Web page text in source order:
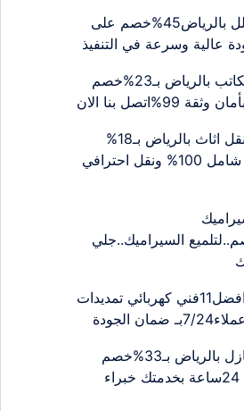
شركة تنظيف فلل بالرياض45%خصم على
عالية وسرعة في التنفيذ
شركة تنظيف مكاتب بالرياض بـ23%خصم
بنا الان
شركة تنظيف ونقل اثاث بالرياض بـ18%
لخدمات تنظيف شامل 100% ونقل احترافي
السيراميك..جلي
تأسيس كهرباء..افضل11فني كهربائي تمديدات
الجودة
شركة صيانة منازل بالرياض بـ33%خصم
لخدمات الصيانة 24ساعة بخدمتك خبراء